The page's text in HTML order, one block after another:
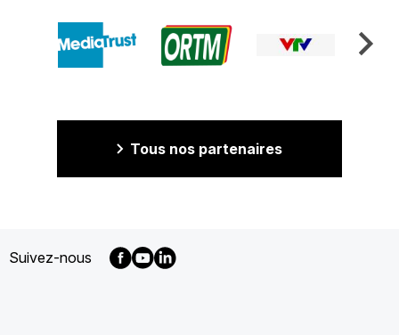
Tous nos partenaires
Suivez-nous